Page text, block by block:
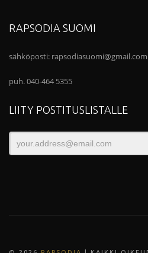
RAPSODIA SUOMI
sähköposti: rapsodiasuomi@gmail.com
puh. 040-464 5355
LIITY POSTITUSLISTALLE